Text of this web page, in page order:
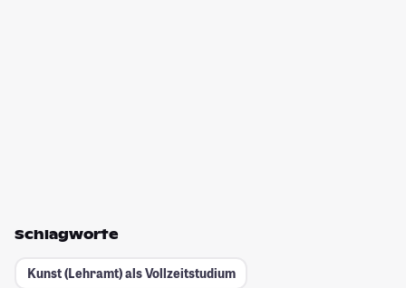
Schlagworte
Kunst (Lehramt) als Vollzeitstudium